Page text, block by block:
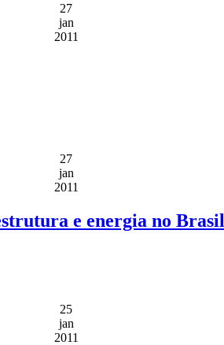
27
jan
2011
27
jan
2011
e energia no Brasil
25
jan
2011